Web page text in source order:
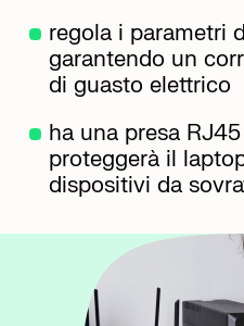
regola i parametri
garantendo un
di guasto elettrico
ha una presa
proteggerà il
dispositivi da